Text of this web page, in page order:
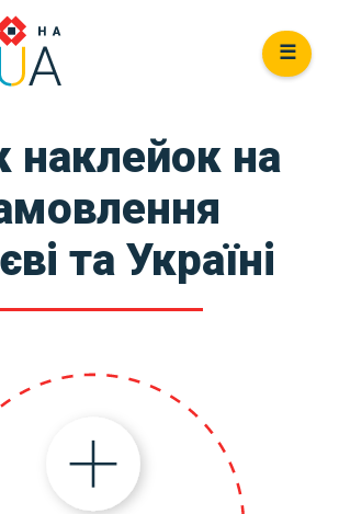
☰
наклейок на
та Україні